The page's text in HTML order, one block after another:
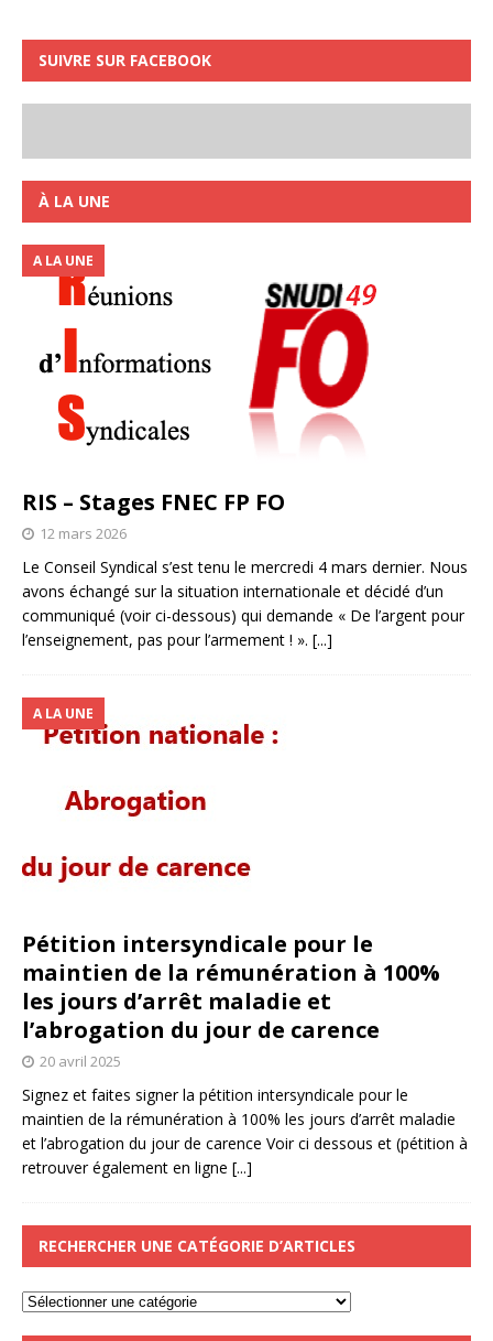
SUIVRE SUR FACEBOOK
À LA UNE
RIS – Stages FNEC FP FO
A LA UNE
12 mars 2026
Le Conseil Syndical s’est tenu le mercredi 4 mars dernier. Nous
avons échangé sur la situation internationale et décidé d’un
communiqué (voir ci-dessous) qui demande « De l’argent pour
l’enseignement, pas pour l’armement ! ». [...]
Pétition intersyndicale pour le
maintien de la rémunération à 100%
les jours d’arrêt maladie et
l’abrogation du jour de carence
A LA UNE
20 avril 2025
Signez et faites signer la pétition intersyndicale pour le
maintien de la rémunération à 100% les jours d’arrêt maladie
et l’abrogation du jour de carence Voir ci dessous et (pétition à
retrouver également en ligne [...]
RECHERCHER UNE CATÉGORIE D’ARTICLES